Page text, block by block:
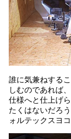
誰に気兼ねする
しむのであれば
仕様へと仕上げ
たくはないだろ
ォルテックスヨコ